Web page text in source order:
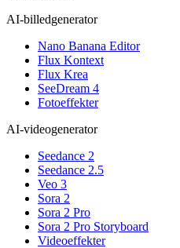
AI-billedgenerator
Nano Banana Editor
Flux Kontext
Flux Krea
SeeDream 4
Fotoeffekter
AI-videogenerator
Seedance 2
Seedance 2.5
Veo 3
Sora 2
Sora 2 Pro
Sora 2 Pro Storyboard
Videoeffekter